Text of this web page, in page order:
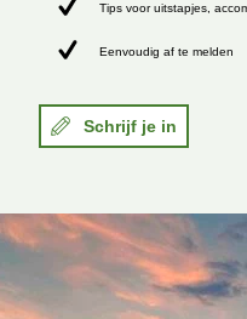
Tips voor uitstapjes,
Eenvoudig af te melden
Schrijf je in